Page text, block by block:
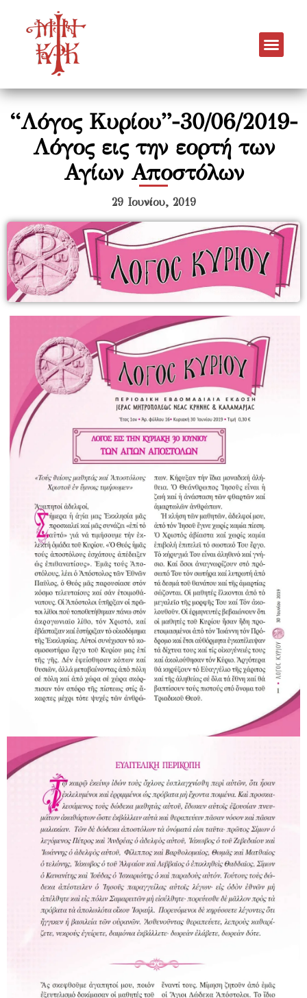
“Λόγος Κυρίου”-30/06/2019-
Λόγος εις την εορτή των
Αγίων Αποστόλων
29 Ιουνίου, 2019